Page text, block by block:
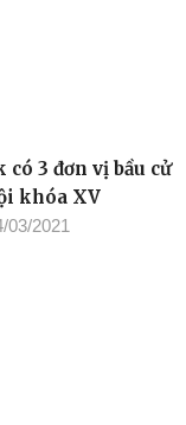
có 3 đơn vị bầu cử
khóa XV
03/2021